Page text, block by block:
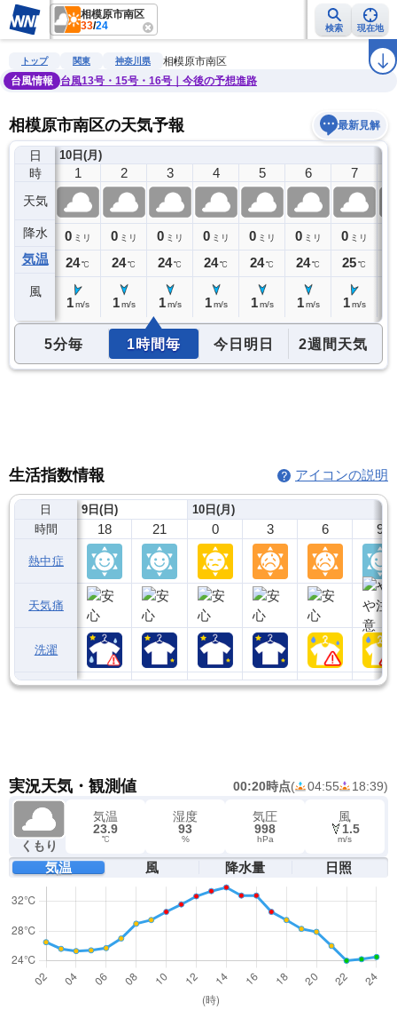
相模原市南区
33/24 検索 現在地
雨雲レーダー 台風情報 地震情報 ラ
トップ 関東 神奈川県
相模原市南区
台風情報
台風13号・15号・16号｜今後の予想進路
相模原市南区の天気予報 最新見解
日
時
天気
降水
気温
風
10日(月)
0
0ミリ
24℃
1
0 ミリ
24℃
1 m/s
2
0 ミリ
24℃
1 m/s
3
0 ミリ
24℃
1 m/s
4
0 ミリ
24℃
1 m/s
5
0 ミリ
24℃
1 m/s
6
0 ミリ
24℃
1 m/s
7
0 ミリ
25℃
1 m/s
5分毎 1時間毎 今日明日 2週間天気
生活指数情報 アイコンの説明
日
時間
熱中症
天気痛
洗濯
9日(日)
18 21
10日(月)
0 3 6 9
実況天気・観測値 00:20時点( 04:55 18:39)
くもり
気温
23.9
℃
湿度
93
%
気圧
998
hPa
風
1.5
m/s
気温 風 降水量 日照